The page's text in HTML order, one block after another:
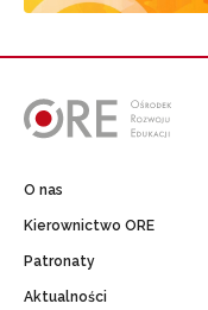
O nas
Kierownictwo ORE
Patronaty
Aktualności